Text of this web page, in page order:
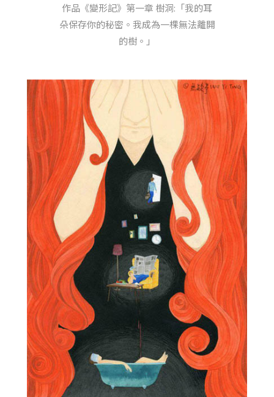
作品《變形記》第一章 樹洞:「我的耳
朵保存你的秘密。我成為一棵無法離開
的樹。」